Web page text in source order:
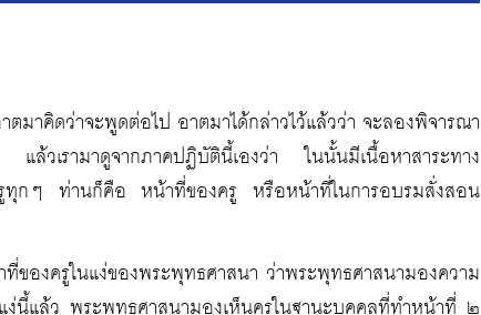
มาคิดว่าจะพูดต่อไป อาตมาได้กล่าวไว้แล้วว่า จะลองพิจารณา
ล้วเรามาดูจากภาคปฏิบัตินี้เองว่า ในนั้นมีเนื้อหาสาระทาง
ทุกๆ ท่านก็คือ หน้าที่ของครู หรือหน้าที่ในการอบรมสั่งสอน
ของครูในแง่ของพระพุทธศาสนา ว่าพระพุทธศาสนามองความ